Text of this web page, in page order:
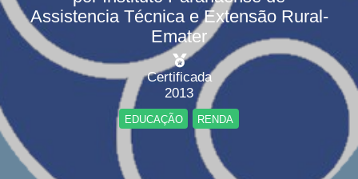
Assistencia Técnica e Extensão Rural-
Emater
Certificada
2013
EDUCAÇÃO RENDA